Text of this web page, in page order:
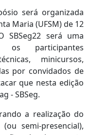
será organizada
Maria (UFSM) de 12
SBSeg22 será uma
os participantes
minicursos,
por convidados de
que nesta edição
- SBSeg.
a realização do
semi-presencial),